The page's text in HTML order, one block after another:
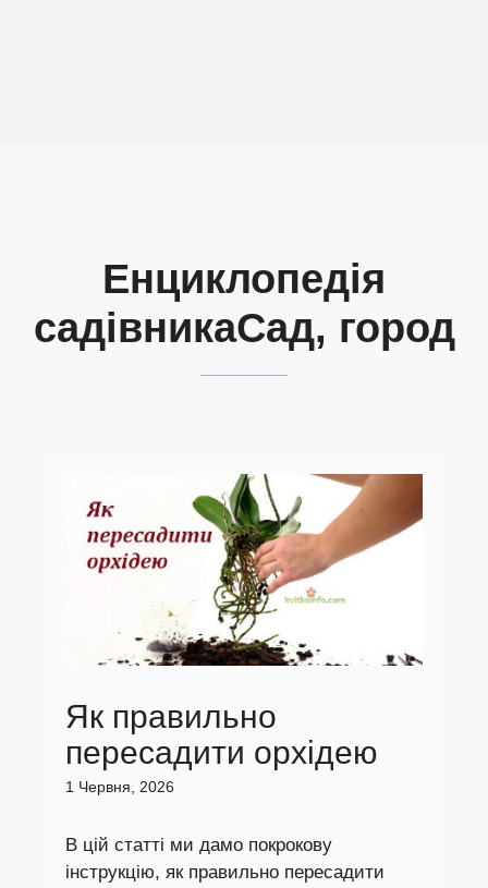
Енциклопедія
садівникаСад, город
Як правильно
пересадити орхідею
1 Червня, 2026
В цій статті ми дамо покрокову
інструкцію, як правильно пересадити